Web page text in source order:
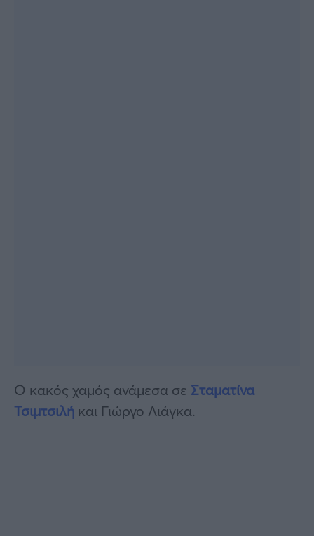
Ο κακός χαμός ανάμεσα σε Σταματίνα
Τσιμτσιλή και Γιώργο Λιάγκα.